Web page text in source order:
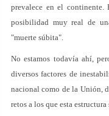
prevalece en el
posibilidad muy real de
"muerte súbita".
No estamos todavía ahí,
diversos factores de
nacional como de la Unión,
retos a los que esta estructura